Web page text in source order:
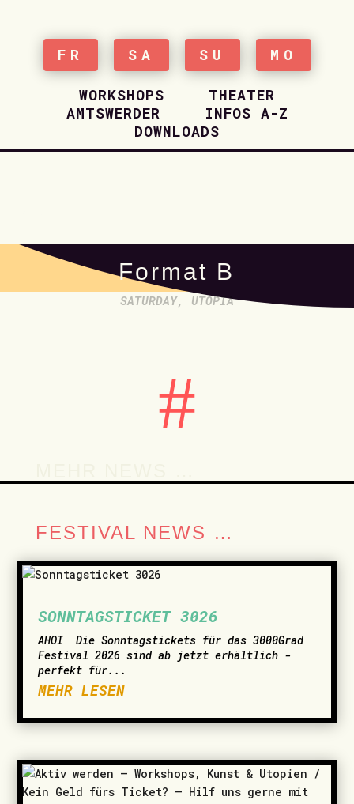
FR SA SU MO
WORKSHOPS
THEATER
AMTSWERDER
INFOS A-Z
DOWNLOADS
Format B
SATURDAY, UTOPIA
#
FESTIVAL NEWS …
SONNTAGSTICKET 3026
AHOI ­ Die Sonntagstickets für das 3000Grad
Festival 2026 sind ab jetzt erhältlich -
perfekt für...
MEHR LESEN